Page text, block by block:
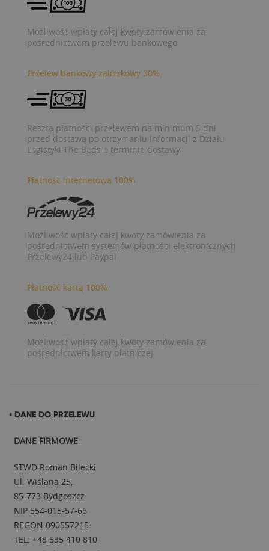
Możliwość wpłaty całej kwoty zamówienia za
pośrednictwem przelewu bankowego
Przelew bankowy zaliczkowy 30%
Reszta płatności przelewem na minimum 5 dni
przed dostawą po otrzymaniu informacji z Działu
Logistyki The Beds o terminie dostawy
Płatnośc internetowa 100%
Możliwość wpłaty całej kwoty zamówienia za
pośrednictwem systemów płatności elektronicznych
Przelewy24 lub Paypal
Płatność kartą 100%
Możliwość wpłaty całej kwoty zamówienia za
pośrednictwem karty płatniczej
• DANE DO PRZELEWU
DANE FIRMOWE
STWD Roman Bilecki
Ul. Wiślana 25,
85-773 Bydgoszcz
NIP 554-015-57-66
REGON 090557215
TEL: +48 535 410 810